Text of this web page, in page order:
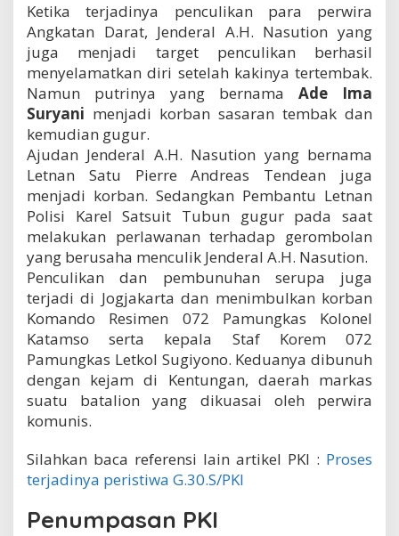
Ketika terjadinya penculikan para perwira
Angkatan Darat, Jenderal A.H. Nasution yang
juga menjadi target penculikan berhasil
menyelamatkan diri setelah kakinya tertembak.
Namun putrinya yang bernama Ade Ima
Suryani menjadi korban sasaran tembak dan
kemudian gugur.
Ajudan Jenderal A.H. Nasution yang bernama
Letnan Satu Pierre Andreas Tendean juga
menjadi korban. Sedangkan Pembantu Letnan
Polisi Karel Satsuit Tubun gugur pada saat
melakukan perlawanan terhadap gerombolan
yang berusaha menculik Jenderal A.H. Nasution.
Penculikan dan pembunuhan serupa juga
terjadi di Jogjakarta dan menimbulkan korban
Komando Resimen 072 Pamungkas Kolonel
Katamso serta kepala Staf Korem 072
Pamungkas Letkol Sugiyono. Keduanya dibunuh
dengan kejam di Kentungan, daerah markas
suatu batalion yang dikuasai oleh perwira
komunis.
Silahkan baca referensi lain artikel PKI : Proses
terjadinya peristiwa G.30.S/PKI
Penumpasan PKI